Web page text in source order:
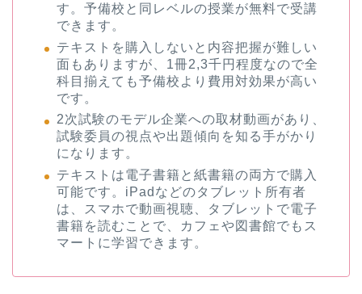
す。予備校と同レベルの授業が無料で受講
できます。
テキストを購入しないと内容把握が難しい
面もありますが、1冊2,3千円程度なので全
科目揃えても予備校より費用対効果が高い
です。
2次試験のモデル企業への取材動画があり、
試験委員の視点や出題傾向を知る手がかり
になります。
テキストは電子書籍と紙書籍の両方で購入
可能です。iPadなどのタブレット所有者
は、スマホで動画視聴、タブレットで電子
書籍を読むことで、カフェや図書館でもス
マートに学習できます。